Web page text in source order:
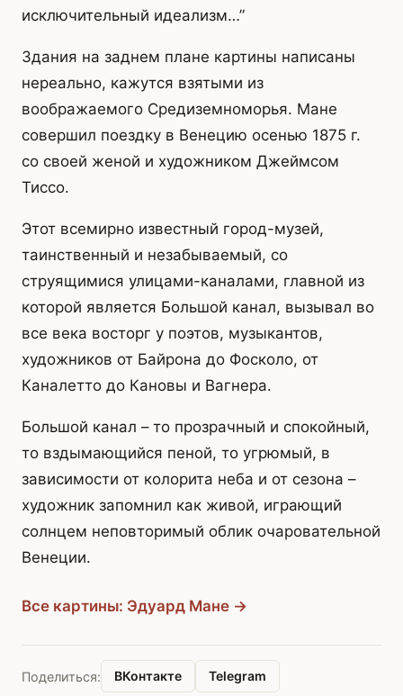
исключительный идеализм…”
Здания на заднем плане картины написаны
нереально, кажутся взятыми из
воображаемого Средиземноморья. Мане
совершил поездку в Венецию осенью 1875 г.
со своей женой и художником Джеймсом
Тиссо.
Этот всемирно известный город-музей,
таинственный и незабываемый, со
струящимися улицами-каналами, главной из
которой является Большой канал, вызывал во
все века восторг у поэтов, музыкантов,
художников от Байрона до Фосколо, от
Каналетто до Кановы и Вагнера.
Большой канал – то прозрачный и спокойный,
то вздымающийся пеной, то угрюмый, в
зависимости от колорита неба и от сезона –
художник запомнил как живой, играющий
солнцем неповторимый облик очаровательной
Венеции.
Все картины: Эдуард Мане →
Поделиться: ВКонтакте Telegram